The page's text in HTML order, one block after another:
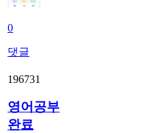
0
댓글
196731
영어공부
완료